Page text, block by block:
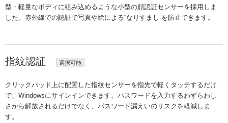
型・軽量なボディに組み込めるような小型の顔認証センサーを採用しま
した。赤外線での認証で写真や絵による“なりすまし”を防止できます。
指紋認証 選択可能
クリックパッド上に配置した指紋センサーを指先で軽くタッチするだけ
で、Windowsにサインインできます。パスワードを入力するわずらわし
さから解放されるだけでなく、パスワード漏えいのリスクを軽減しま
す。